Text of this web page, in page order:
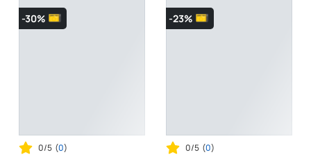
-30%
0/5 (0)
-23%
0/5 (0)